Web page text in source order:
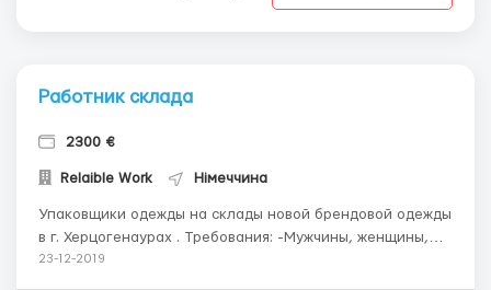
Работник склада
2300 €
Relaible Work Німеччина
Упаковщики одежды на склады новой брендовой одежды
в г. Херцогенаурах . Требования: -Мужчины, женщины,
семейные пары; -Возраст от 20 до 55 лет; -Опыт
23-12-2019